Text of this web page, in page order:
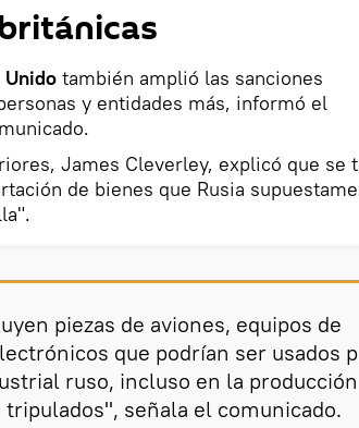
Unido también amplió las sanciones
y entidades más, informó el
James Cleverley, explicó que se
de bienes que Rusia
piezas de aviones, equipos de
que podrían ser usados
ruso, incluso en la producción
señala el comunicado.